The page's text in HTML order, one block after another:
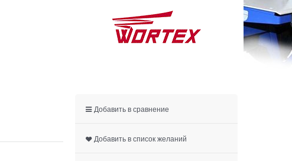
Добавить в сравнение
Добавить в список желаний